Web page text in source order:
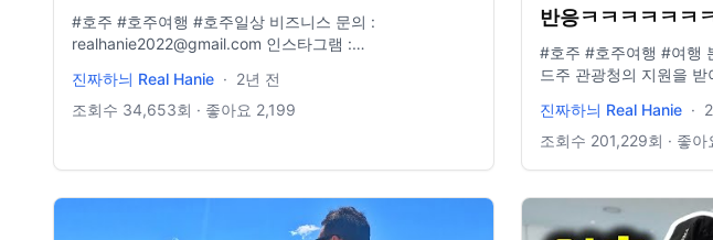
#호주 #호주여행 #호주일상 비즈니스 문의 :
realhanie2022@gmail.com 인스타그램 :
진짜하늬 Real Hanie · 2년 전
조회수 34,653회 · 좋아요 2,199
반응ㅋㅋㅋㅋㅋㅋ
#호주 #호주여행 #여행 본 영상은 젯스타코리아와 퀸즐랜
드주 관광청의 지원을 받아 제
늬입니다👋🏻 여러분들
생과 여행을 떠나게 되었습니다!! 감사한 마
(https://
igsh=MWlhd20xdXo0ZW9yeA==) ⭐ 퀸
진짜하늬 Real Hanie ·
조회수 201,229회 · 좋아